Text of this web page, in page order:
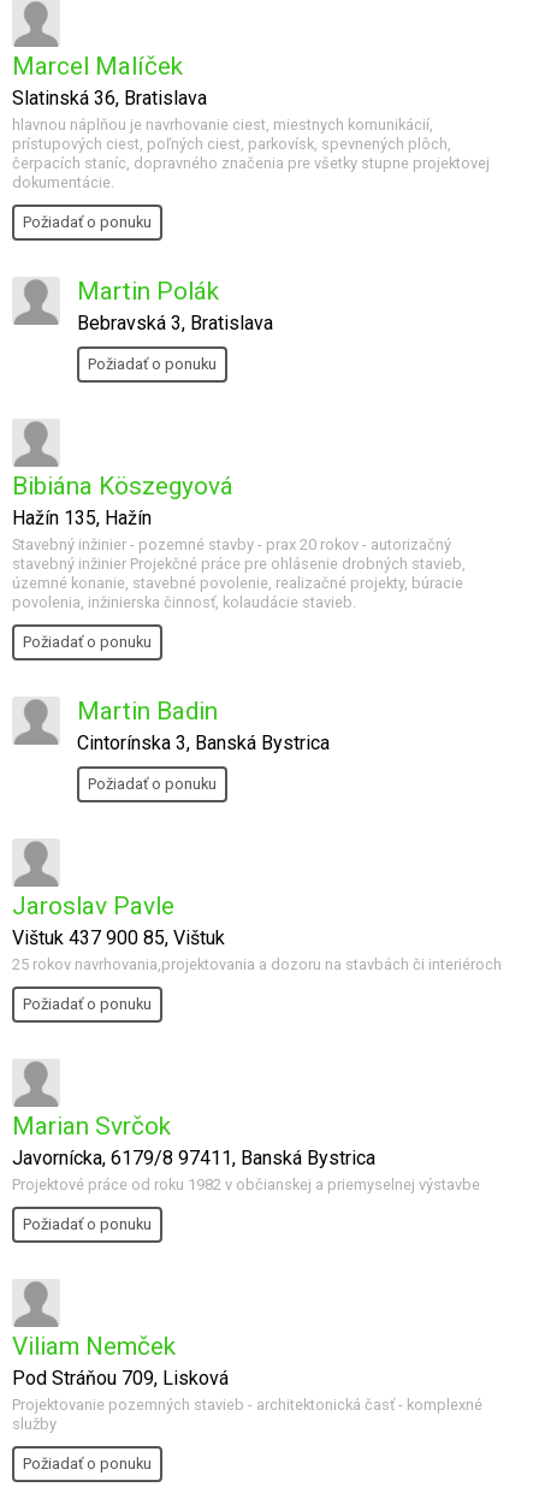
Marcel Malíček
Slatinská 36, Bratislava
hlavnou náplňou je navrhovanie ciest, miestnych komunikácií,
prístupových ciest, poľných ciest, parkovísk, spevnených plôch,
čerpacích staníc, dopravného značenia pre všetky stupne projektovej
dokumentácie.
Požiadať o ponuku
Martin Polák
Bebravská 3, Bratislava
Požiadať o ponuku
Bibiána Köszegyová
Hažín 135, Hažín
Stavebný inžinier - pozemné stavby - prax 20 rokov - autorizačný
stavebný inžinier Projekčné práce pre ohlásenie drobných stavieb,
územné konanie, stavebné povolenie, realizačné projekty, búracie
povolenia, inžinierska činnosť, kolaudácie stavieb.
Požiadať o ponuku
Martin Badin
Cintorínska 3, Banská Bystrica
Požiadať o ponuku
Jaroslav Pavle
Vištuk 437 900 85, Vištuk
25 rokov navrhovania,projektovania a dozoru na stavbách či interiéroch
Požiadať o ponuku
Marian Svrčok
Javornícka, 6179/8 97411, Banská Bystrica
Projektové práce od roku 1982 v občianskej a priemyselnej výstavbe
Požiadať o ponuku
Viliam Nemček
Pod Stráňou 709, Lisková
Projektovanie pozemných stavieb - architektonická časť - komplexné
služby
Požiadať o ponuku